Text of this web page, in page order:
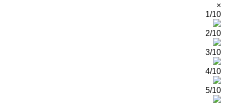
×
1/10
2/10
3/10
4/10
5/10